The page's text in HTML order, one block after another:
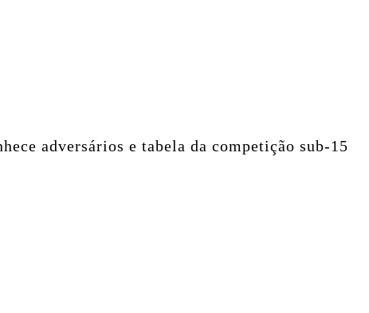
adversários e tabela da competição sub-15